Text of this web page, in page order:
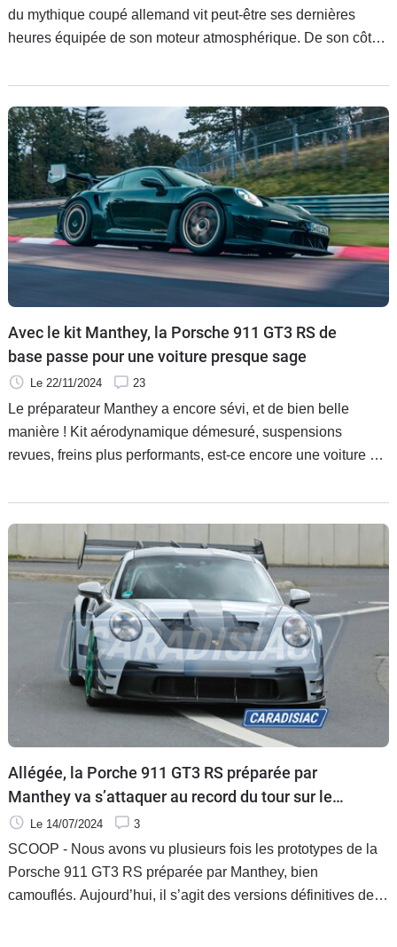
du mythique coupé allemand vit peut-être ses dernières
heures équipée de son moteur atmosphérique. De son côté,
font merveille, sauf sur l'autoroute.
Avec le kit Manthey, la Porsche 911 GT3 RS de
base passe pour une voiture presque sage
Le 22/11/2024 23
Le préparateur Manthey a encore sévi, et de bien belle
manière ! Kit aérodynamique démesuré, suspensions
revues, freins plus performants, est-ce encore une voiture de
Allégée, la Porche 911 GT3 RS préparée par
Manthey va s’attaquer au record du tour sur le
Nürburgring !
Le 14/07/2024 3
SCOOP - Nous avons vu plusieurs fois les prototypes de la
Porsche 911 GT3 RS préparée par Manthey, bien
camouflés. Aujourd’hui, il s’agit des versions définitives de